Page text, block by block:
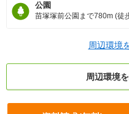
公園
苗塚塚前公園まで780m (徒
周辺環境
周辺環境